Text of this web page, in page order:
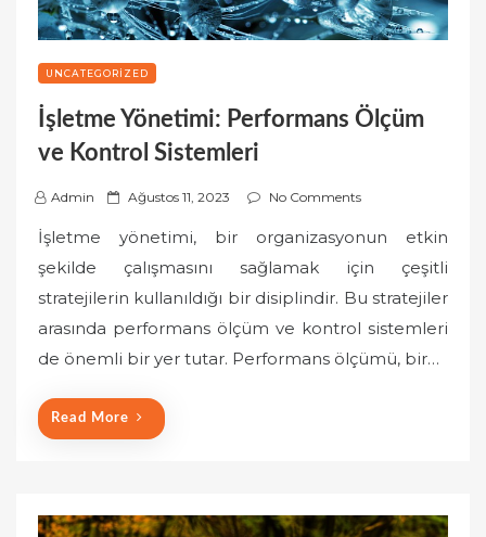
UNCATEGORIZED
İşletme Yönetimi: Performans Ölçüm
ve Kontrol Sistemleri
Admin
P
s
e
d
o
Ağustos 11, 2023 No Comments
İşletme yönetimi, bir organizasyonun etkin
şekilde çalışmasını sağlamak için çeşitli
stratejilerin kullanıldığı bir disiplindir. Bu stratejiler
arasında performans ölçüm ve kontrol sistemleri
de önemli bir yer tutar. Performans ölçümü, bir…
Read More